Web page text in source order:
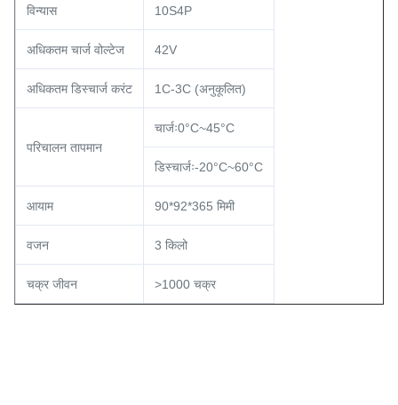
विन्यास 10S4P
अधिकतम चार्ज वोल्टेज 42V
अधिकतम डिस्चार्ज करंट 1C-3C (अनुकूलित)
परिचालन तापमान
चार्जः0°C~45°C
डिस्चार्जः-20°C~60°C
आयाम 90*92*365 मिमी
वजन 3 किलो
चक्र जीवन >1000 चक्र